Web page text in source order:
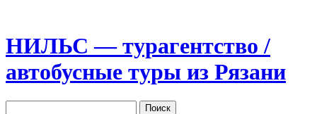
НИЛЬС — турагентство /
автобусные туры из Рязани